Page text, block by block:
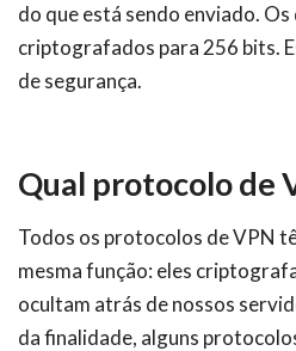
do que está sendo enviado. Os
criptografados para 256 bits.
de segurança.
Qual protocolo de
Todos os protocolos de VPN
mesma função: eles
ocultam atrás de nossos
da finalidade, alguns